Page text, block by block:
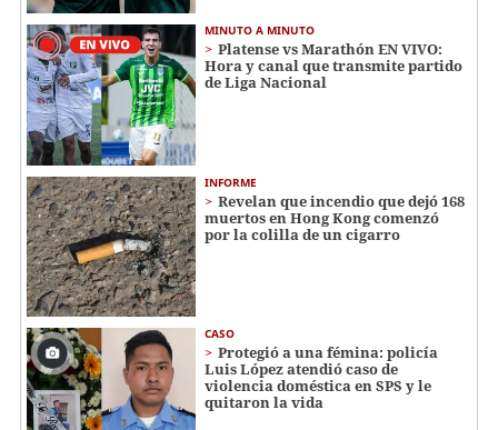
MINUTO A MINUTO
Platense vs Marathón EN VIVO:
Hora y canal que transmite partido
de Liga Nacional
INFORME
Revelan que incendio que dejó 168
muertos en Hong Kong comenzó
por la colilla de un cigarro
CASO
Protegió a una fémina: policía
Luis López atendió caso de
violencia doméstica en SPS y le
quitaron la vida